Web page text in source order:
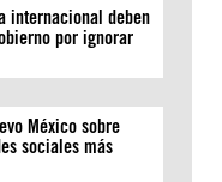
internacional deben
por ignorar
México sobre
sociales más